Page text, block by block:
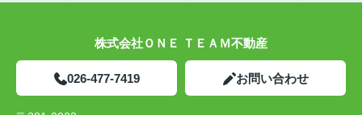
株式会社ＯＮＥ ＴＥＡＭ不動産
026-477-7419 お問い合わせ